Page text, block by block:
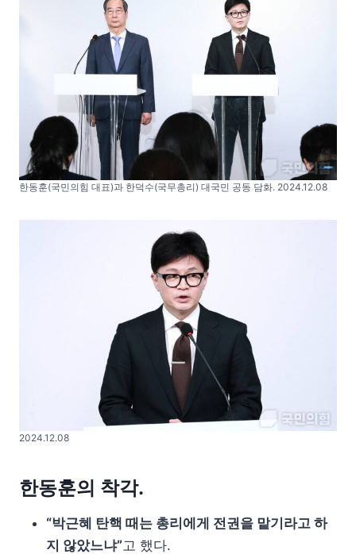
한동훈(국민의힘 대표)과 한덕수(국무총리) 대국민 공동 담화. 2024.12.08
2024.12.08
한동훈의 착각.
“박근혜 탄핵 때는 총리에게 전권을 맡기라고 하
지 않았느냐”고 했다.